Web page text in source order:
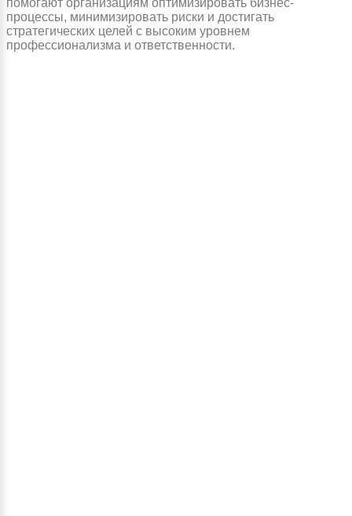
помогают организациям оптимизировать бизнес-
процессы, минимизировать риски и достигать
стратегических целей с высоким уровнем
профессионализма и ответственности.